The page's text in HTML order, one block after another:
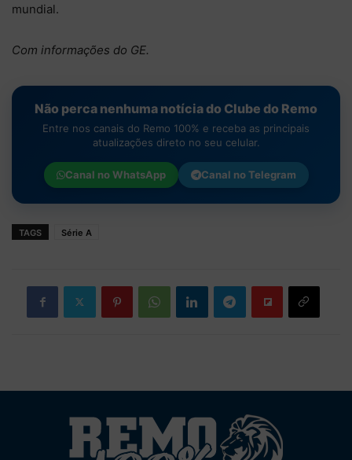
mundial.
Com informações do GE.
Não perca nenhuma notícia do Clube do Remo
Entre nos canais do Remo 100% e receba as principais
atualizações direto no seu celular.
Canal noWhatsApp Canal noTelegram
TAGS Série A